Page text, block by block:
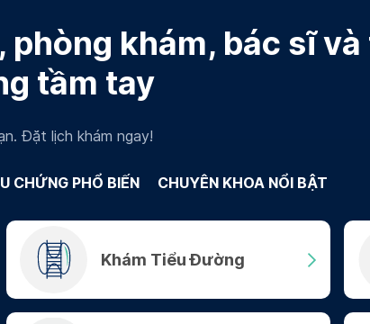
phòng khám, bác sĩ
tầm tay
Đặt lịch khám ngay!
CHỨNG PHỔ BIẾN CHUYÊN KHOA NỔI BẬT
Khám Tiểu Đường